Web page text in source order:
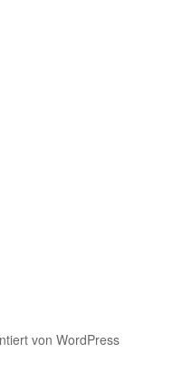
von WordPress